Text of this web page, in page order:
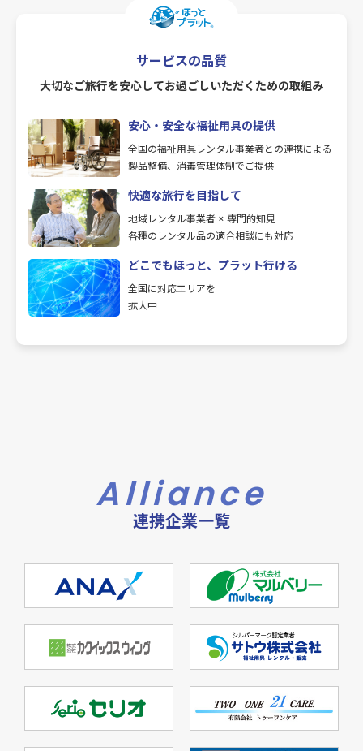
サービスの品質
大切なご旅行を安心してお過ごしいただくための取組み
安心・安全な福祉用具の提供
全国の福祉用具レンタル事業者との連携による
製品整備、消毒管理体制でご提供
快適な旅行を目指して
地域レンタル事業者 × 専門的知見
各種のレンタル品の適合相談にも対応
どこでもほっと、プラット行ける
全国に対応エリアを
拡大中
Alliance
連携企業一覧